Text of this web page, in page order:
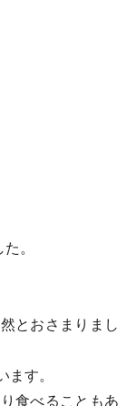
。
とおさまりまし
す。
食べることもあ